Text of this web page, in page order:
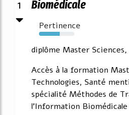
1
Biomédicale
Pertinence
58%
diplôme Master
Accès à la formation
Technologies, Santé
spécialité Méthodes de
l'Information